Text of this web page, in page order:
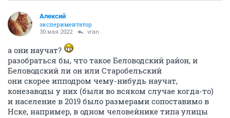
Алексий
экспериментатор
30 мая 2022 vran
а они научат?
разобраться бы, что такое Беловодский район, и
Беловодский ли он или Старобельский
они скорее ипподром чему-нибудь научат,
конезаводы у них (были во всяком случае когда-то)
и население в 2019 было размерами сопоставимо в
Нске, например, в одном человейнике типа улицы